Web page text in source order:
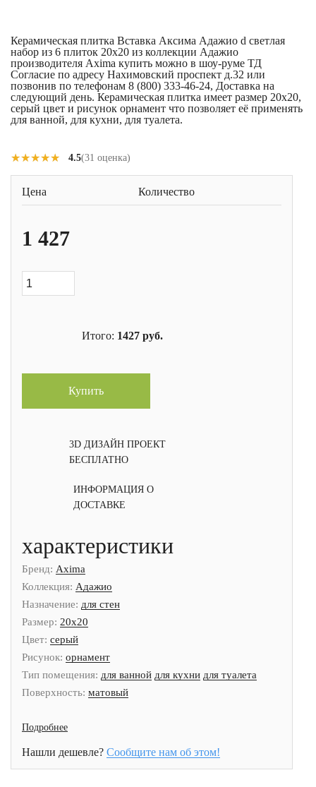
Керамическая плитка Вставка Аксима Адажио d светлая
набор из 6 плиток 20x20 из коллекции Адажио
производителя Axima купить можно в шоу-руме ТД
Согласие по адресу Нахимовский проспект д.32 или
позвонив по телефонам 8 (800) 333-46-24, Доставка на
следующий день. Керамическая плитка имеет размер 20x20,
серый цвет и рисунок орнамент что позволяет её применять
для ванной, для кухни, для туалета.
★★★★★
★★★★★ 4.5(31 оценка)
Цена Количество
1 427
Итого: 1427 руб.
Купить
3D ДИЗАЙН ПРОЕКТ
БЕСПЛАТНО
ИНФОРМАЦИЯ О
ДОСТАВКЕ
характеристики
Бренд: Axima
Коллекция: Адажио
Назначение: для стен
Размер: 20x20
Цвет: серый
Рисунок: орнамент
Тип помещения: для ванной для кухни для туалета
Поверхность: матовый
Подробнее
Нашли дешевле? Сообщите нам об этом!